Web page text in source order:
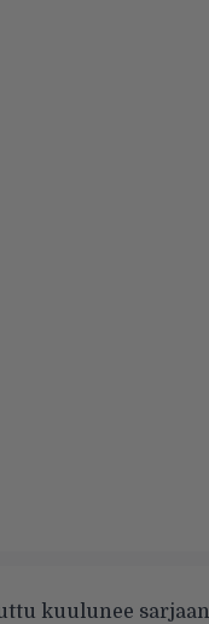
kuulunee